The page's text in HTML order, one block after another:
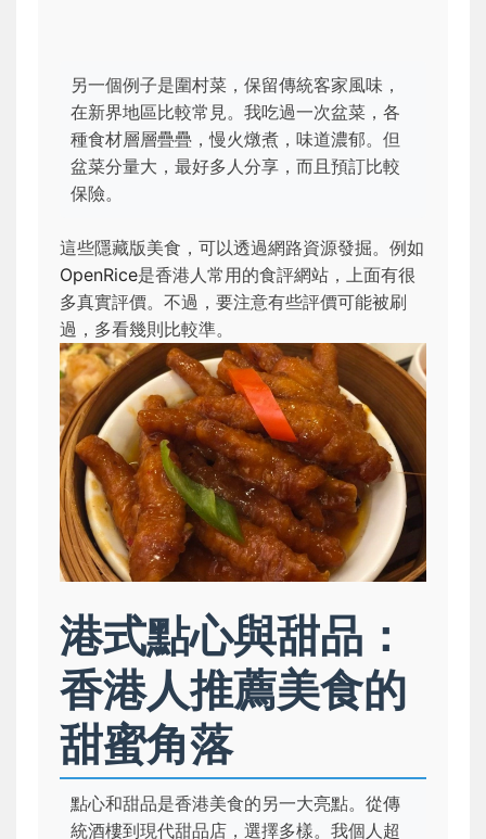
另一個例子是圍村菜，保留傳統客家風味，
在新界地區比較常見。我吃過一次盆菜，各
種食材層層疊疊，慢火燉煮，味道濃郁。但
盆菜分量大，最好多人分享，而且預訂比較
保險。
這些隱藏版美食，可以透過網路資源發掘。例如
OpenRice是香港人常用的食評網站，上面有很
多真實評價。不過，要注意有些評價可能被刷
過，多看幾則比較準。
港式點心與甜品：
香港人推薦美食的
甜蜜角落
點心和甜品是香港美食的另一大亮點。從傳
統酒樓到現代甜品店，選擇多樣。我個人超